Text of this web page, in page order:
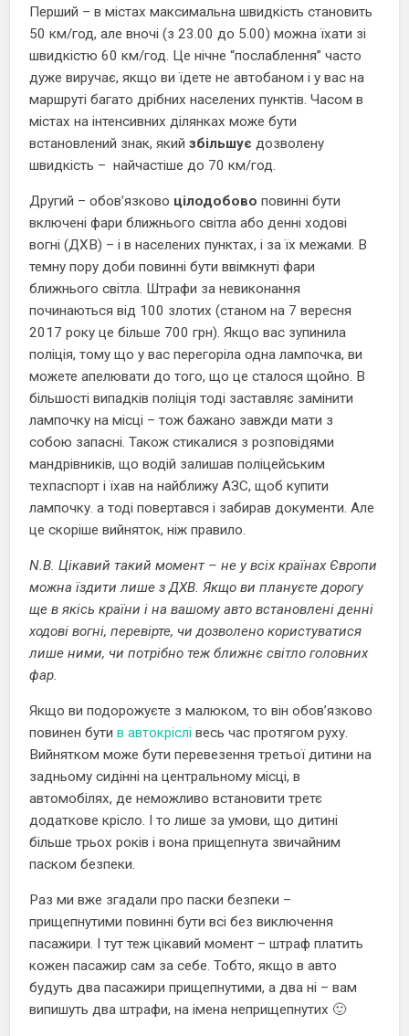
Перший – в містах максимальна швидкість становить
50 км/год, але вночі (з 23.00 до 5.00) можна їхати зі
швидкістю 60 км/год. Це нічне “послаблення” часто
дуже виручає, якщо ви їдете не автобаном і у вас на
маршруті багато дрібних населених пунктів. Часом в
містах на інтенсивних ділянках може бути
встановлений знак, якийзбільшує дозволену
швидкість – найчастіше до 70 км/год.
Другий – обов’язково цілодобово повинні бути
включені фари ближнього світла або денні ходові
вогні (ДХВ) – і в населених пунктах, і за їх межами. В
темну пору доби повинні бути ввімкнуті фари
ближнього світла. Штрафи за невиконання
починаються від 100 злотих (станом на 7 вересня
2017 року це більше 700 грн). Якщо вас зупинила
поліція, тому що у вас перегоріла одна лампочка, ви
можете апелювати до того, що це сталося щойно. В
більшості випадків поліція тоді заставляє замінити
лампочку на місці – тож бажано завжди мати з
собою запасні. Також стикалися з розповідями
мандрівників, що водій залишав поліцейським
техпаспорт і їхав на найближу АЗС, щоб купити
лампочку. а тоді повертався і забирав документи. Але
це скоріше вийняток, ніж правило.
N.B. Цікавий такий момент – не у всіх країнах Європи
можна їздити лише з ДХВ. Якщо ви плануєте дорогу
ще в якісь країни і на вашому авто встановлені денні
ходові вогні, перевірте, чи дозволено користуватися
лише ними, чи потрібно теж ближнє світло головних
фар.
Якщо ви подорожуєте з малюком, то він обов’язково
повинен бутив автокріслі весь час протягом руху.
Вийнятком може бути перевезення третьої дитини на
задньому сидінні на центральному місці, в
автомобілях, де неможливо встановити третє
додаткове крісло. І то лише за умови, що дитині
більше трьох років і вона прищепнута звичайним
паском безпеки.
Раз ми вже згадали про паски безпеки –
прищепнутими повинні бути всі без виключення
пасажири. І тут теж цікавий момент – штраф платить
кожен пасажир сам за себе. Тобто, якщо в авто
будуть два пасажири прищепнутими, а два ні – вам
випишуть два штрафи, на імена неприщепнутих 🙂